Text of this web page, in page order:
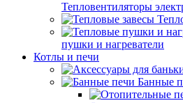
Тепловентиляторы
пушки и нагреватели
Котлы и печи
Банные